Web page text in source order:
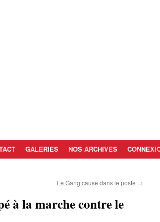
GALERIES NOS ARCHIVES
Le Gang cause dans le poste →
à la marche contre le